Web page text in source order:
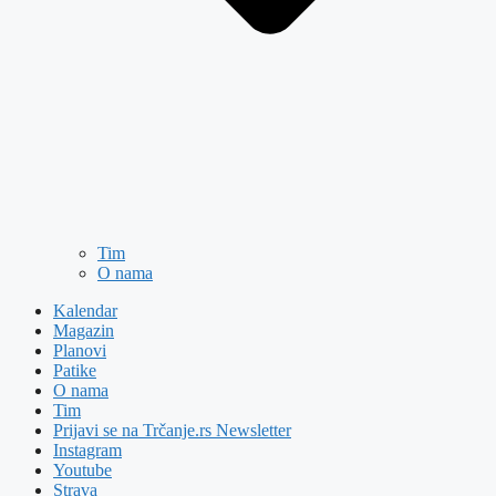
Tim
O nama
Kalendar
Magazin
Planovi
Patike
O nama
Tim
Prijavi se na Trčanje.rs Newsletter
Instagram
Youtube
Strava